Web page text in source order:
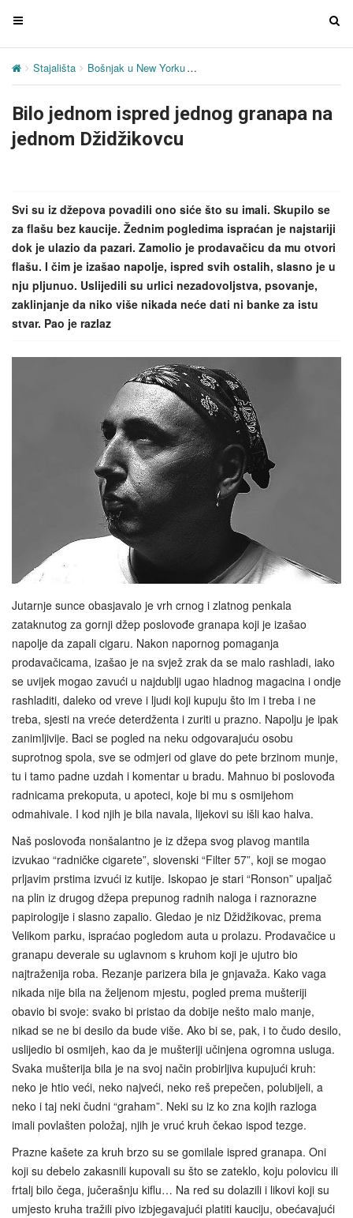
T
g
e
n
a
g
a
t
i
o
n
T
e
g
a
t
i
Stajališta Bošnjak u New Yorku
Bilo jednom ispred jednog granapa na
jednom Džidžikovcu
Svi su iz džepova povadili ono siće što su imali. Skupilo se
za flašu bez kaucije. Žednim pogledima ispraćan je najstariji
dok je ulazio da pazari. Zamolio je prodavačicu da mu otvori
flašu. I čim je izašao napolje, ispred svih ostalih, slasno je u
nju pljunuo. Uslijedili su urlici nezadovoljstva, psovanje,
zaklinjanje da niko više nikada neće dati ni banke za istu
stvar. Pao je razlaz
Jutarnje sunce obasjavalo je vrh crnog i zlatnog penkala
zataknutog za gornji džep poslovođe granapa koji je izašao
napolje da zapali cigaru. Nakon napornog pomaganja
prodavačicama, izašao je na svjež zrak da se malo rashladi, iako
se uvijek mogao zavući u najdublji ugao hladnog magacina i ondje
rashladiti, daleko od vreve i ljudi koji kupuju što im i treba i ne
treba, sjesti na vreće deterdženta i zuriti u prazno. Napolju je ipak
zanimljivije. Baci se pogled na neku odgovarajuću osobu
suprotnog spola, sve se odmjeri od glave do pete brzinom munje,
tu i tamo padne uzdah i komentar u bradu. Mahnuo bi poslovođa
radnicama prekoputa, u apoteci, koje bi mu s osmijehom
odmahivale. I kod njih je bila navala, lijekovi su išli kao halva.
Naš poslovođa nonšalantno je iz džepa svog plavog mantila
izvukao “radničke cigarete”, slovenski “Filter 57”, koji se mogao
prljavim prstima izvući iz kutije. Iskopao je stari “Ronson” upaljač
na plin iz drugog džepa prepunog radnih naloga i raznorazne
papirologije i slasno zapalio. Gledao je niz Džidžikovac, prema
Velikom parku, ispraćao pogledom auta u prolazu. Prodavačice u
granapu deverale su uglavnom s kruhom koji je ujutro bio
najtraženija roba. Rezanje parizera bila je gnjavaža. Kako vaga
nikada nije bila na željenom mjestu, pogled prema mušteriji
obavio bi svoje: svako bi pristao da dobije nešto malo manje,
nikad se ne bi desilo da bude više. Ako bi se, pak, i to čudo desilo,
uslijedio bi osmijeh, kao da je mušteriji učinjena ogromna usluga.
Svaka mušterija bila je na svoj način probirljiva kupujući kruh:
neko je htio veći, neko najveći, neko reš prepečen, polubijeli, a
neko i taj neki čudni “graham”. Neki su iz ko zna kojih razloga
imali povlašten položaj, njih je vruć kruh čekao ispod tezge.
Prazne kašete za kruh brzo su se gomilale ispred granapa. Oni
koji su debelo zakasnili kupovali su što se zateklo, koju polovicu ili
frtalj bilo čega, jučerašnju kiflu… Na red su dolazili i likovi koji su
umjesto kruha tražili pivo izbjegavajući platiti kauciju, obećavajući